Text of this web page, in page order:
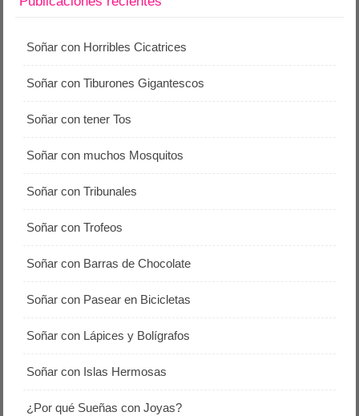
Soñar con Horribles Cicatrices
Soñar con Tiburones Gigantescos
Soñar con tener Tos
Soñar con muchos Mosquitos
Soñar con Tribunales
Soñar con Trofeos
Soñar con Barras de Chocolate
Soñar con Pasear en Bicicletas
Soñar con Lápices y Bolígrafos
Soñar con Islas Hermosas
¿Por qué Sueñas con Joyas?